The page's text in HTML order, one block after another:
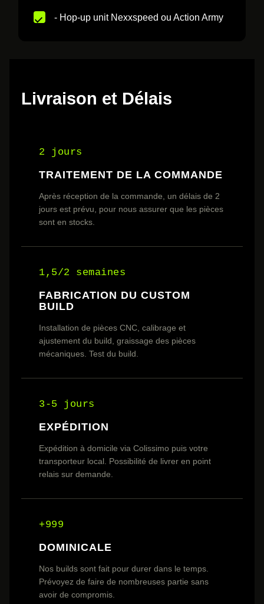
- Hop-up unit Nexxspeed ou Action Army
Livraison et Délais
2 jours
TRAITEMENT DE LA COMMANDE
Après réception de la commande, un délais de 2
jours est prévu, pour nous assurer que les pièces
sont en stocks.
1,5/2 semaines
FABRICATION DU CUSTOM
BUILD
Installation de pièces CNC, calibrage et
ajustement du build, graissage des pièces
mécaniques. Test du build.
3-5 jours
EXPÉDITION
Expédition à domicile via Colissimo puis votre
transporteur local. Possibilité de livrer en point
relais sur demande.
+999
DOMINICALE
Nos builds sont fait pour durer dans le temps.
Prévoyez de faire de nombreuses partie sans
avoir de compromis.